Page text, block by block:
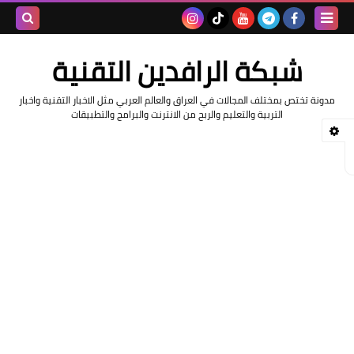
شبكة الرافدين التقنية
مدونة تختص بمختلف المجالات في العراق والعالم العربي مثل الاخبار التقنية واخبار
التربية والتعليم والربح من الانترنت والبرامج والتطبيقات